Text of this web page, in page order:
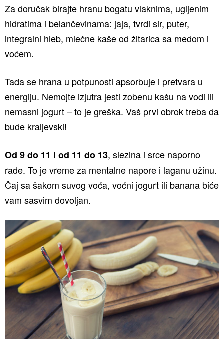
Za doručak birajte hranu bogatu vlaknima, ugljenim
hidratima i belančevinama: jaja, tvrdi sir, puter,
integralni hleb, mlečne kaše od žitarica sa medom i
voćem.
Tada se hrana u potpunosti apsorbuje i pretvara u
energiju. Nemojte izjutra jesti zobenu kašu na vodi ili
nemasni jogurt – to je greška. Vaš prvi obrok treba da
bude kraljevski!
Od 9 do 11 i od 11 do 13, slezina i srce naporno
rade. To je vreme za mentalne napore i laganu užinu.
Čaj sa šakom suvog voća, voćni jogurt ili banana biće
vam sasvim dovoljan.